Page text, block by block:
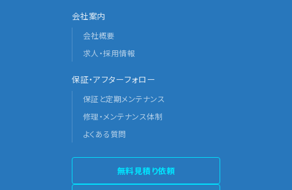
会社案内
会社概要
求人・採用情報
保証・アフターフォロー
保証と定期メンテナンス
修理・メンテナンス体制
よくある質問
無料見積り依頼